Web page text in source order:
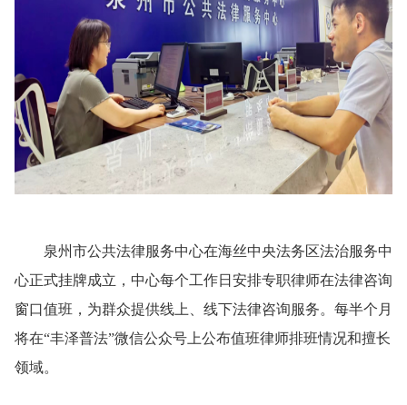
泉州市公共法律服务中心在海丝中央法务区法治服务中
心正式挂牌成立，中心每个工作日安排专职律师在法律咨询
窗口值班，为群众提供线上、线下法律咨询服务。每半个月
将在“丰泽普法”微信公众号上公布值班律师排班情况和擅长
领域。